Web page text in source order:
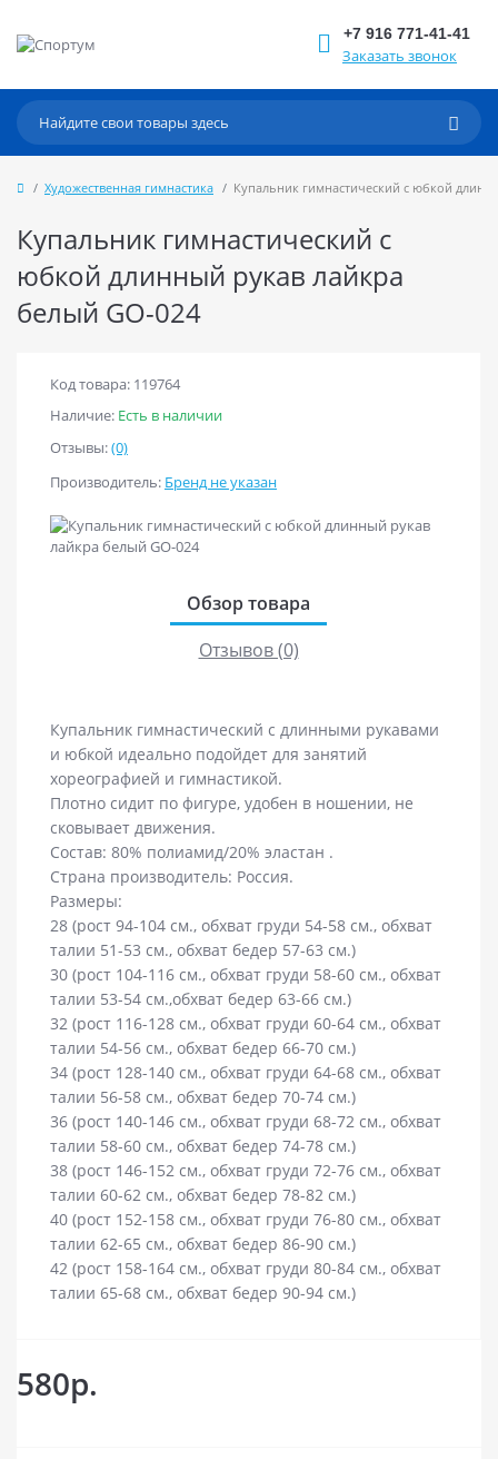
+7 916 771-41-41
Заказать звонок
Художественная гимнастика Купальник гимнастический с юбкой
Купальник гимнастический с
юбкой длинный рукав лайкра
белый GO-024
Код товара: 119764
Наличие: Есть в наличии
Отзывы:(0)
Производитель: Бренд не указан
Обзор товара
Отзывов (0)
Купальник гимнастический с длинными рукавами
и юбкой идеально подойдет для занятий
хореографией и гимнастикой.
Плотно сидит по фигуре, удобен в ношении, не
сковывает движения.
Состав: 80% полиамид/20% эластан .
Страна производитель: Россия.
Размеры:
28 (рост 94-104 см., обхват груди 54-58 см., обхват
талии 51-53 см., обхват бедер 57-63 см.)
30 (рост 104-116 см., обхват груди 58-60 см., обхват
талии 53-54 см.,обхват бедер 63-66 см.)
32 (рост 116-128 см., обхват груди 60-64 см., обхват
талии 54-56 см., обхват бедер 66-70 см.)
34 (рост 128-140 см., обхват груди 64-68 см., обхват
талии 56-58 см., обхват бедер 70-74 см.)
36 (рост 140-146 см., обхват груди 68-72 см., обхват
талии 58-60 см., обхват бедер 74-78 см.)
38 (рост 146-152 см., обхват груди 72-76 см., обхват
талии 60-62 см., обхват бедер 78-82 см.)
40 (рост 152-158 см., обхват груди 76-80 см., обхват
талии 62-65 см., обхват бедер 86-90 см.)
42 (рост 158-164 см., обхват груди 80-84 см., обхват
талии 65-68 см., обхват бедер 90-94 см.)
580р.